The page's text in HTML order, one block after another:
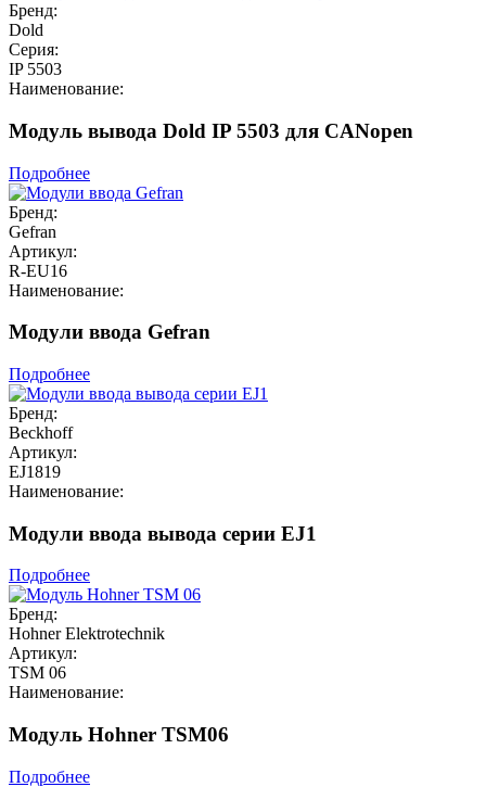
Бренд:
Dold
Серия:
IP 5503
Наименование:
Модуль вывода Dold IP 5503 для CANopen
Подробнее
Бренд:
Gefran
Артикул:
R-EU16
Наименование:
Модули ввода Gefran
Подробнее
Бренд:
Beckhoff
Артикул:
EJ1819
Наименование:
Модули ввода вывода серии EJ1
Подробнее
Бренд:
Hohner Elektrotechnik
Артикул:
TSM 06
Наименование:
Модуль Hohner TSM06
Подробнее